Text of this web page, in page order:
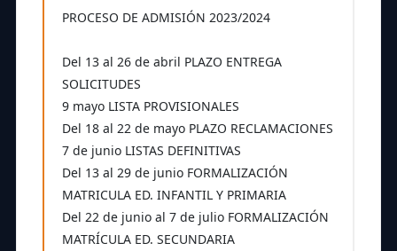
PROCESO DE ADMISIÓN 2023/2024
Del 13 al 26 de abril PLAZO ENTREGA
SOLICITUDES
9 mayo LISTA PROVISIONALES
Del 18 al 22 de mayo PLAZO RECLAMACIONES
7 de junio LISTAS DEFINITIVAS
Del 13 al 29 de junio FORMALIZACIÓN
MATRICULA ED. INFANTIL Y PRIMARIA
Del 22 de junio al 7 de julio FORMALIZACIÓN
MATRÍCULA ED. SECUNDARIA